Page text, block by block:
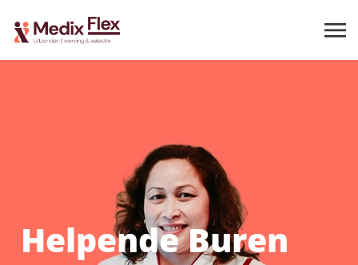
Helpende Buren